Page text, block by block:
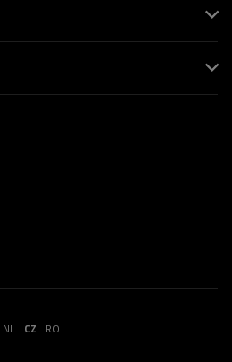
NL CZ RO